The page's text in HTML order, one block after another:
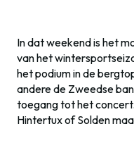
In dat weekend is het
van het
het podium in de
andere de Zweedse
toegang tot het
Hintertux of Solden